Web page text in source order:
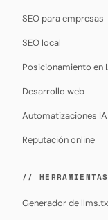
SEO para empresas
SEO local
Posicionamiento en
Desarrollo web
Automatizaciones IA
Reputación online
// HERRAMIENTAS
Generador de